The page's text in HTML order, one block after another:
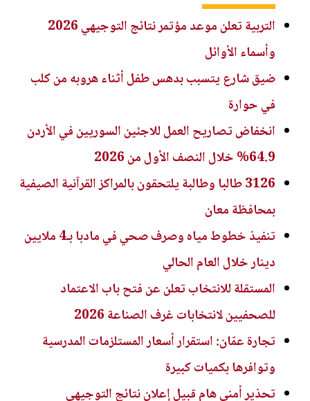
التربية تعلن موعد مؤتمر نتائج التوجيهي 2026
وأسماء الأوائل
ضيق شارع يتسبب بدهس طفل أثناء هروبه من كلب
في حوارة
انخفاض تصاريح العمل للاجئين السوريين في الأردن
64.9% خلال النصف الأول من 2026
3126 طالبا وطالبة يلتحقون بالمراكز القرآنية الصيفية
بمحافظة معان
تنفيذ خطوط مياه وصرف صحي في مادبا بـ4 ملايين
دينار خلال العام الحالي
المستقلة للانتخاب تعلن عن فتح باب الاعتماد
للصحفيين لانتخابات غرف الصناعة 2026
تجارة عمّان: استقرار أسعار المستلزمات المدرسية
وتوافرها بكميات كبيرة
تحذير أمني هام قبيل إعلان نتائج التوجيهي